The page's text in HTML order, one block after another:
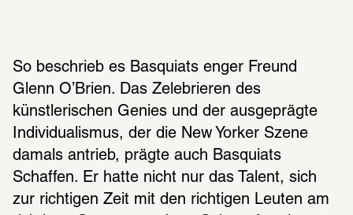
So beschrieb es Basquiats enger Freund
Glenn O’Brien. Das Zelebrieren des
künstlerischen Genies und der ausgeprägte
Individualismus, der die New Yorker Szene
damals antrieb, prägte auch Basquiats
Schaffen. Er hatte nicht nur das Talent, sich
zur richtigen Zeit mit den richtigen Leuten am